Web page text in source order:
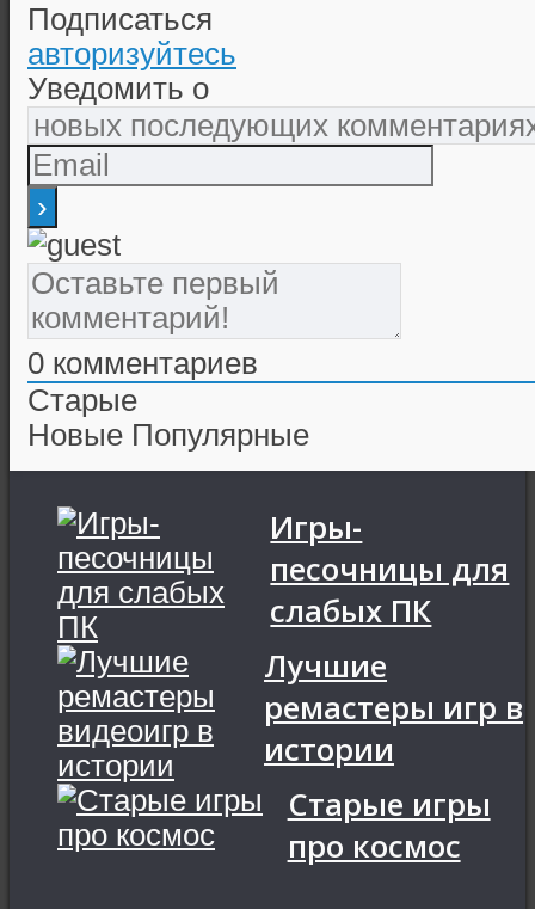
Подписаться
авторизуйтесь
Уведомить о
0 комментариев
Старые
Новые Популярные
Игры-
песочницы для
слабых ПК
Лучшие
ремастеры игр в
истории
Старые игры
про космос